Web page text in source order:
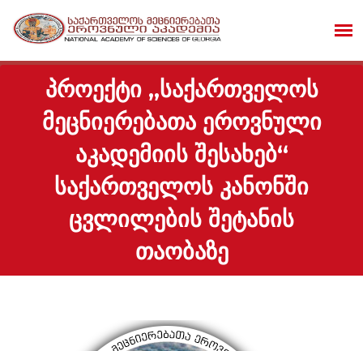
ᲞᲠᲝᲔᲥᲢᲘ „ᲡᲐᲥᲐᲠᲗᲕᲔᲚᲝᲡ
ᲛᲔᲪᲜᲘᲔᲠᲔᲑᲐᲗᲐ ᲔᲠᲝᲕᲜᲣᲚᲘ
ᲐᲙᲐᲓᲔᲛᲘᲘᲡ ᲨᲔᲡᲐᲮᲔᲑ“
ᲡᲐᲥᲐᲠᲗᲕᲔᲚᲝᲡ ᲙᲐᲜᲝᲜᲨᲘ
ᲪᲕᲚᲘᲚᲔᲑᲘᲡ ᲨᲔᲢᲐᲜᲘᲡ
ᲗᲐᲝᲑᲐᲖᲔ